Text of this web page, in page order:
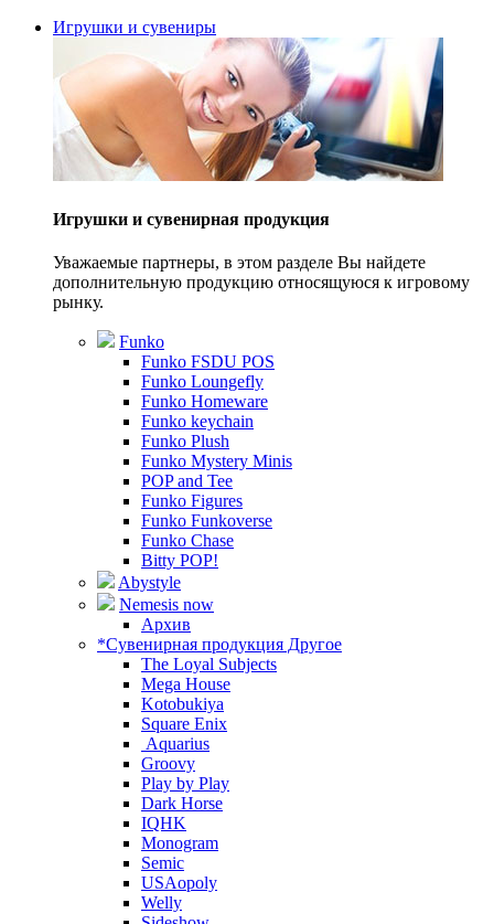
Игрушки и сувениры
Игрушки и сувенирная продукция
Уважаемые партнеры, в этом разделе Вы найдете
дополнительную продукцию относящуюся к игровому
рынку.
Funko
Funko FSDU POS
Funko Loungefly
Funko Homeware
Funko keychain
Funko Plush
Funko Mystery Minis
POP and Tee
Funko Figures
Funko Funkoverse
Funko Chase
Bitty POP!
Abystyle
Nemesis now
Архив
*Сувенирная продукция Другое
The Loyal Subjects
Mega House
Kotobukiya
Square Enix
Aquarius
Groovy
Play by Play
Dark Horse
IQHK
Monogram
Semic
USAopoly
Welly